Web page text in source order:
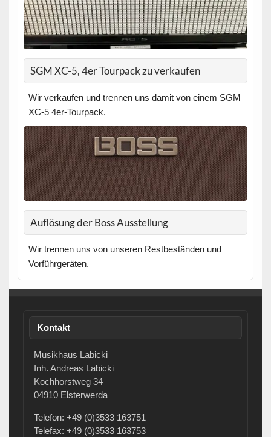
SGM XC-5, 4er Tourpack zu verkaufen
Wir verkaufen und trennen uns damit von einem SGM
XC-5 4er-Tourpack.
Auflösung der Boss Ausstellung
Wir trennen uns von unseren Restbeständen und
Vorführgeräten.
Kontakt
Musikhaus Labicki
Inh. Andreas Labicki
Kochhorstweg 34
04910 Elsterwerda
Telefon: +49 (0)3533 163751
Telefax: +49 (0)3533 163753